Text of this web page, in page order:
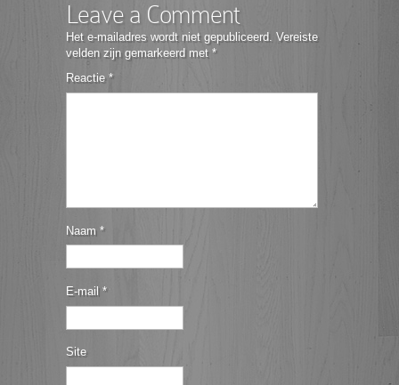
Leave a Comment
Het e-mailadres wordt niet gepubliceerd. Vereiste
velden zijn gemarkeerd met *
Reactie *
Naam *
E-mail *
Site